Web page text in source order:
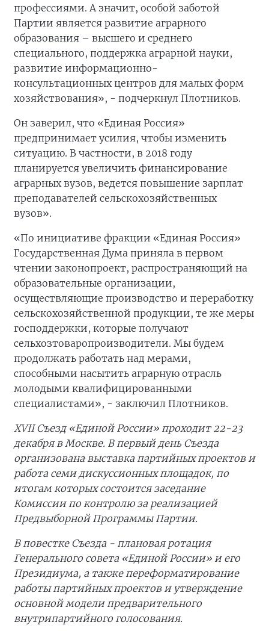
профессиями. А значит, особой заботой
Партии является развитие аграрного
образования – высшего и среднего
специального, поддержка аграрной науки,
развитие информационно-
консультационных центров для малых форм
хозяйствования», - подчеркнул Плотников.
Он заверил, что «Единая Россия»
предпринимает усилия, чтобы изменить
ситуацию. В частности, в 2018 году
планируется увеличить финансирование
аграрных вузов, ведется повышение зарплат
преподавателей сельскохозяйственных
вузов».
«По инициативе фракции «Единая Россия»
Государственная Дума приняла в первом
чтении законопроект, распространяющий на
образовательные организации,
осуществляющие производство и переработку
сельскохозяйственной продукции, те же меры
господдержки, которые получают
сельхозтоваропроизводители. Мы будем
продолжать работать над мерами,
способными насытить аграрную отрасль
молодыми квалифицированными
специалистами», - заключил Плотников.
XVII Съезд «Единой России» проходит 22-23
декабря в Москве. В первый день Съезда
организована выставка партийных проектов и
работа семи дискуссионных площадок, по
итогам которых состоится заседание
Комиссии по контролю за реализацией
Предвыборной Программы Партии.
В повестке Съезда - плановая ротация
Генерального совета «Единой России» и его
Президиума, а также переформатирование
работы партийных проектов и утверждение
основной модели предварительного
внутрипартийного голосования.